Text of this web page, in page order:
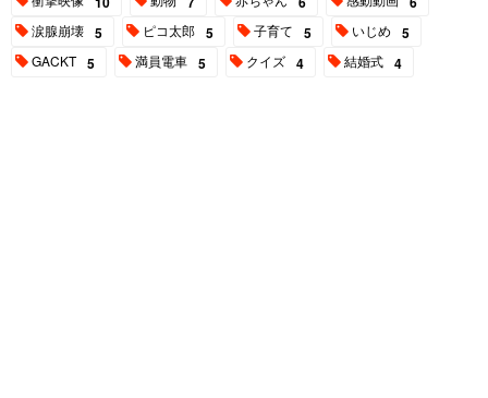
涙腺崩壊 5 ピコ太郎 5 子育て 5 いじめ 5
GACKT 5 満員電車 5 クイズ 4 結婚式 4